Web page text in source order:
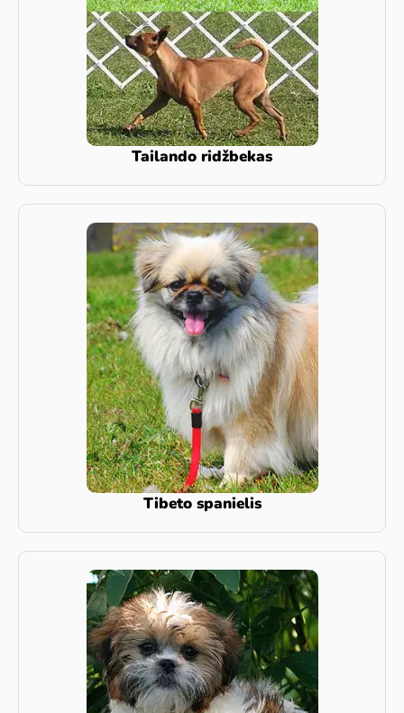
Tailando ridžbekas
Tibeto spanielis